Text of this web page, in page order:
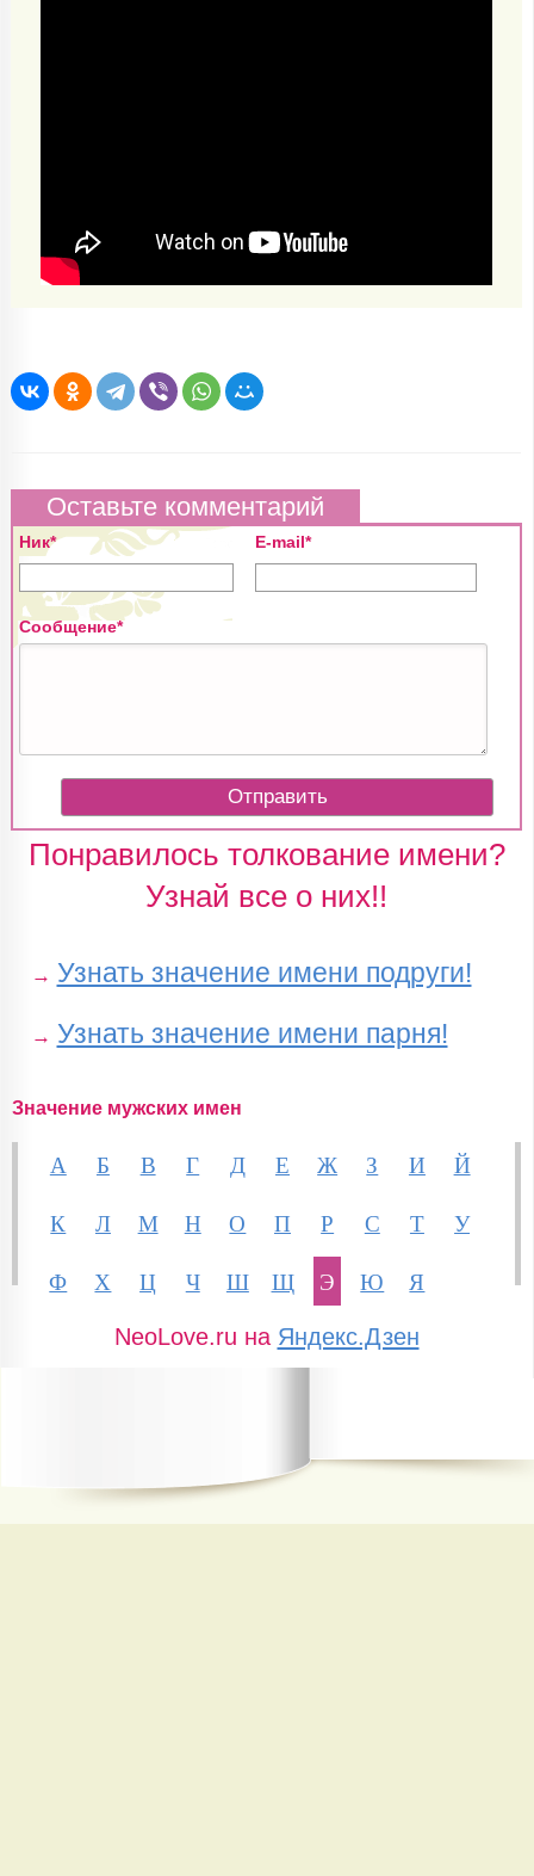
Оставьте комментарий
Ник* E-mail*
Сообщение*
Понравилось толкование имени?
Узнай все о них!!
→ Узнать значение имени подруги!
→ Узнать значение имени парня!
Значение мужских имен
А Б В Г Д Е Ж З И
Й
К
Л М Н О П Р С Т
У
Ф
Х Ц Ч Ш Щ Э Ю Я
NeoLove.ru на Яндекс.Дзен